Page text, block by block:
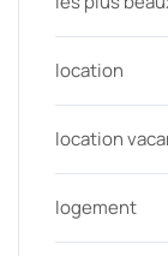
location
location
logement